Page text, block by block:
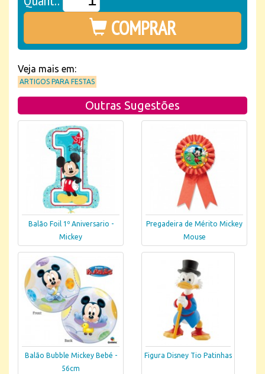
COMPRAR
Veja mais em:
ARTIGOS PARA FESTAS
Outras Sugestões
Balão Foil 1º Aniversario -
Mickey
Pregadeira de Mérito Mickey
Mouse
Balão Bubble Mickey Bebé -
56cm
Figura Disney Tio Patinhas